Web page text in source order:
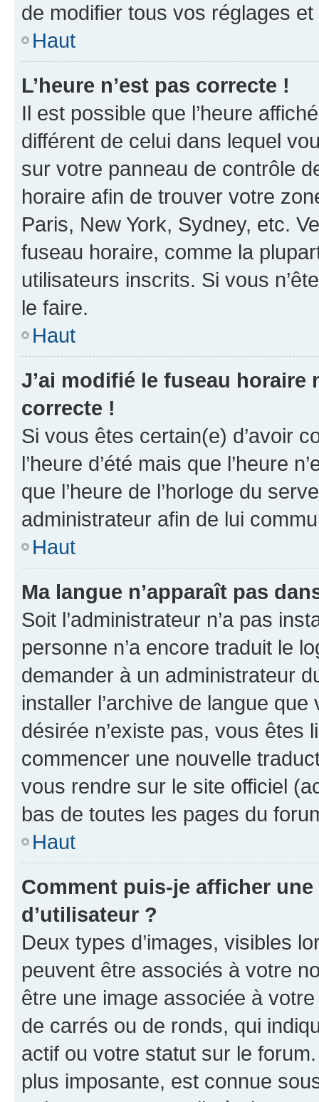
de modifier tous vos réglages
Haut
L’heure n’est pas correcte !
Il est possible que l’heure
différent de celui dans lequel
sur votre panneau de contrôle
horaire afin de trouver votre
Paris, New York, Sydney, etc.
fuseau horaire, comme la
utilisateurs inscrits. Si vous
le faire.
Haut
J’ai modifié le fuseau horaire
correcte !
Si vous êtes certain(e) d’avoir
l’heure d’été mais que l’heure
que l’heure de l’horloge du
administrateur afin de lui
Haut
Ma langue n’apparaît pas
Soit l’administrateur n’a pas
personne n’a encore traduit le
demander à un administrateur
installer l’archive de langue
désirée n’existe pas, vous êtes
commencer une nouvelle
vous rendre sur le site officiel
bas de toutes les pages du
Haut
Comment puis-je afficher
d’utilisateur ?
Deux types d’images, visibles
peuvent être associés à votre
être une image associée à
de carrés ou de ronds, qui
actif ou votre statut sur le
plus imposante, est connue